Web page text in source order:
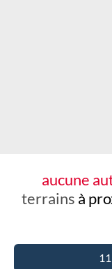
aucune
terrains à